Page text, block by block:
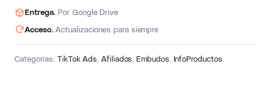
Entrega. Por Google Drive
Acceso.Actualizaciones para siempre
Categorías:TikTok Ads ,Afiliados ,Embudos InfoProductos